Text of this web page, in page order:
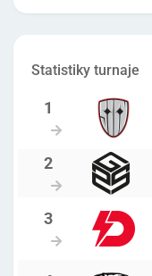
Statistiky turnaje